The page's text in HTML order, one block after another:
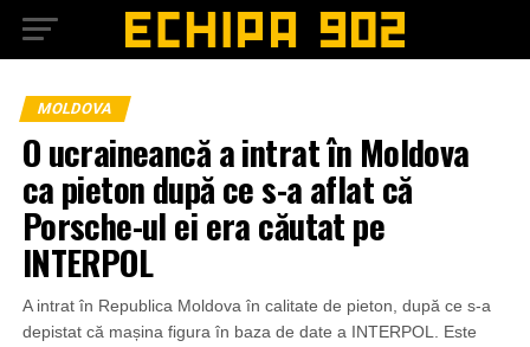
MOLDOVA
O ucraineancă a intrat în Moldova
ca pieton după ce s-a aflat că
Porsche-ul ei era căutat pe
INTERPOL
A intrat în Republica Moldova în calitate de pieton, după ce s-a
depistat că mașina figura în baza de date a INTERPOL. Este